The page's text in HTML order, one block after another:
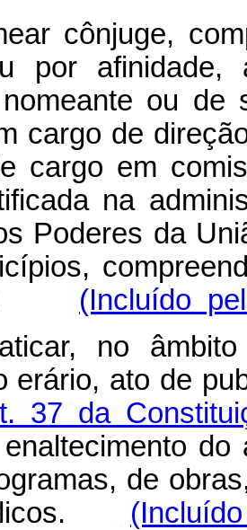
cônjuge,
por
ou de
cargo de
cargo em
na
Poderes da
(Incluído
no
erário, ato de
37 da
de